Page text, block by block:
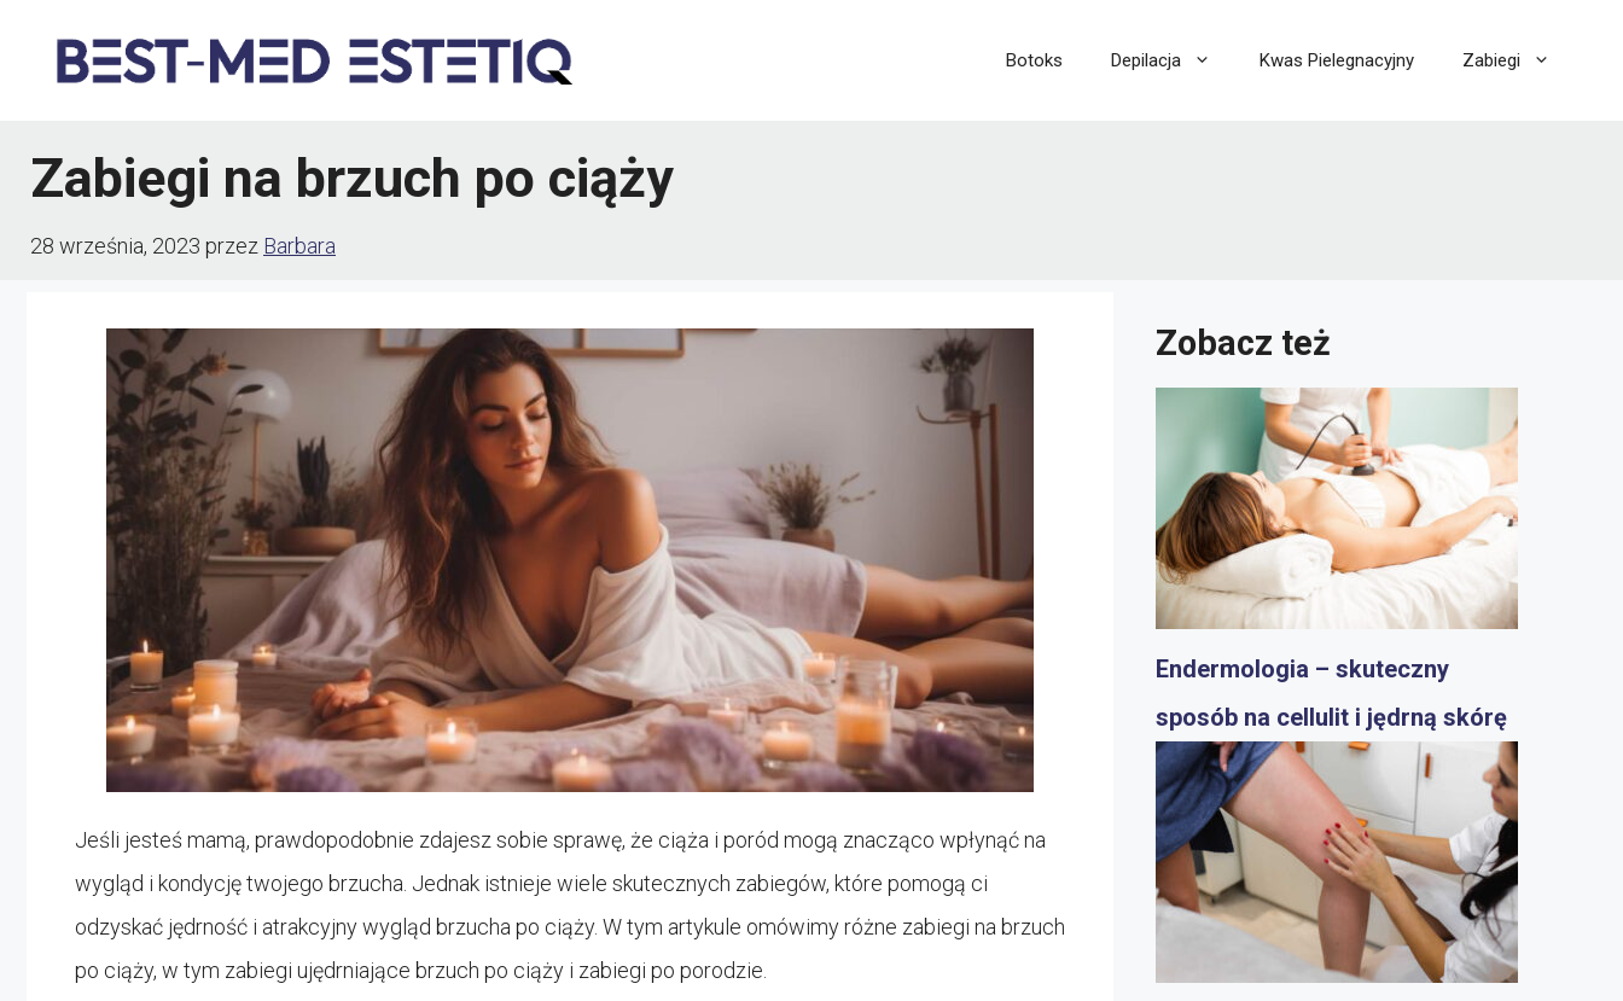
Botoks Depilacja Kwas Pielegnacyjny Zabiegi
Zabiegi na brzuch po ciąży
28 września, 2023 przez Barbara
Jeśli jesteś mamą, prawdopodobnie zdajesz sobie sprawę, że ciąża i poród mogą znacząco wpłynąć na
wygląd i kondycję twojego brzucha. Jednak istnieje wiele skutecznych zabiegów, które pomogą ci
odzyskać jędrność i atrakcyjny wygląd brzucha po ciąży. W tym artykule omówimy różne zabiegi na brzuch
po ciąży, w tym zabiegi ujędrniające brzuch po ciąży i zabiegi po porodzie.
Zobacz też
Endermologia – skuteczny
sposób na cellulit i jędrną skórę